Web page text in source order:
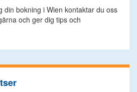
din bokning i Wien kontaktar du oss
och ger dig tips och